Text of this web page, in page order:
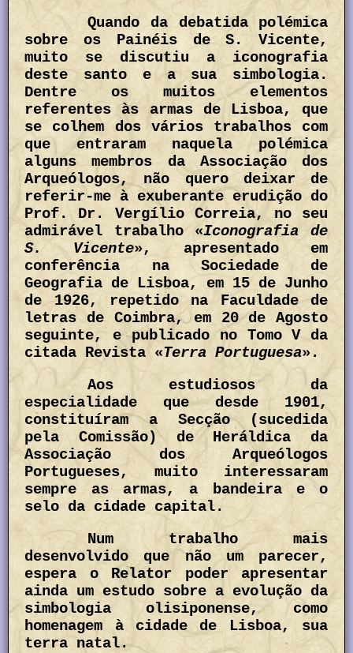
Quando da debatida polémica
sobre os Painéis de S. Vicente,
muito se discutiu a iconografia
deste santo e a sua simbologia.
Dentre os muitos elementos
referentes às armas de Lisboa, que
se colhem dos vários trabalhos com
que entraram naquela polémica
alguns membros da Associação dos
Arqueólogos, não quero deixar de
referir-me à exuberante erudição do
Prof. Dr. Vergílio Correia, no seu
admirável trabalho «Iconografia de
S. Vicente», apresentado em
conferência na Sociedade de
Geografia de Lisboa, em 15 de Junho
de 1926, repetido na Faculdade de
letras de Coimbra, em 20 de Agosto
seguinte, e publicado no Tomo V da
citada Revista «Terra Portuguesa».
Aos estudiosos da
especialidade que desde 1901,
constituíram a Secção (sucedida
pela Comissão) de Heráldica da
Associação dos Arqueólogos
Portugueses, muito interessaram
sempre as armas, a bandeira e o
selo da cidade capital.
Num trabalho mais
desenvolvido que não um parecer,
espera o Relator poder apresentar
ainda um estudo sobre a evolução da
simbologia olisiponense, como
homenagem à cidade de Lisboa, sua
terra natal.